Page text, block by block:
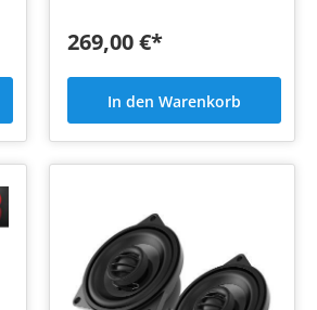
269,00 €*
In den Warenkorb